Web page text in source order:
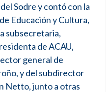
Sodre y contó con la
Educación y Cultura,
subsecretaria,
de ACAU,
general de
y del subdirector
Netto, junto a otras